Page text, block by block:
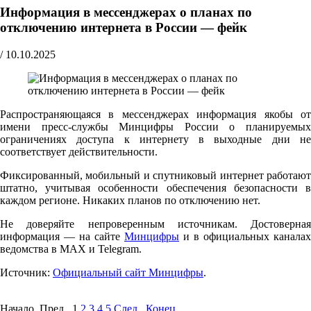
Информация в мессенджерах о планах по
отключению интернета в России — фейк
/ 10.10.2025
Распространяющаяся в мессенджерах информация якобы от
имени пресс-службы Минцифры России о планируемых
ограничениях доступа к интернету в выходные дни не
соответствует действительности.
Фиксированный, мобильный и спутниковый интернет работают
штатно, учитывая особенности обеспечения безопасности в
каждом регионе. Никаких планов по отключению нет.
Не доверяйте непроверенным источникам. Достоверная
информация — на сайте Минцифры и в официальных каналах
ведомства в MAX и Telegram.
Источник: Официальный сайт Минцифры.